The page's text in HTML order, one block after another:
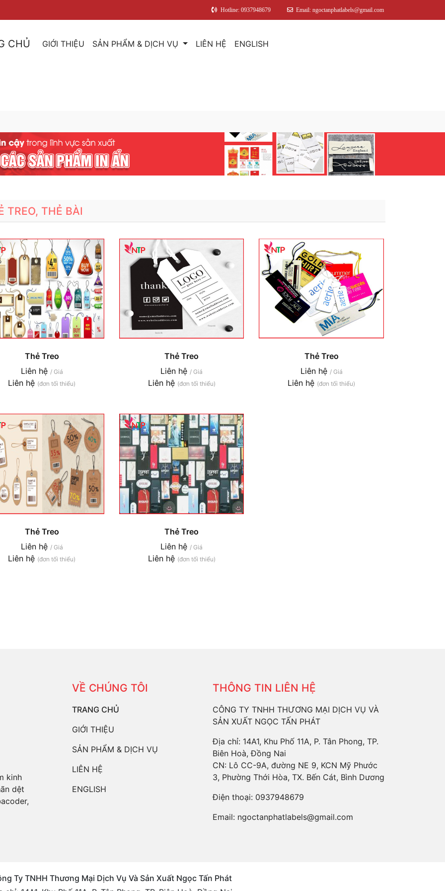
Hotline: 0937948679 Email: ngoctanphatlabels@gmail.com
CHỦ GIỚI THIỆU SẢN PHẨM & DỊCH VỤ LIÊN HỆ ENGLISH
TREO, THẺ BÀI
Thẻ Treo
Liên hệ / Giá
Liên hệ (đơn tối thiểu)
Thẻ Treo
Liên hệ/ Giá
Liên hệ (đơn tối thiểu)
Thẻ Treo
Liên hệ / Giá
Liên hệ (đơn tối thiểu)
Thẻ Treo
Liên hệ / Giá
Liên hệ (đơn tối thiểu)
Thẻ Treo
Liên hệ / Giá
Liên hệ (đơn tối thiểu)
kinh
dệt
VỀ CHÚNG TÔI
TRANG CHỦ
GIỚI THIỆU
SẢN PHẨM & DỊCH VỤ
LIÊN HỆ
ENGLISH
THÔNG TIN LIÊN HỆ
CÔNG TY TNHH THƯƠNG MẠI DỊCH VỤ VÀ
SẢN XUẤT NGỌC TẤN PHÁT
Địa chỉ: 14A1, Khu Phố 11A, P. Tân Phong, TP.
Biên Hoà, Đồng Nai
CN: Lô CC-9A, đường NE 9, KCN Mỹ Phước
3, Phường Thới Hòa, TX. Bến Cát, Bình Dương
Điện thoại: 0937948679
Email: ngoctanphatlabels@gmail.com
Ty TNHH Thương Mại Dịch Vụ Và Sản Xuất Ngọc Tấn Phát